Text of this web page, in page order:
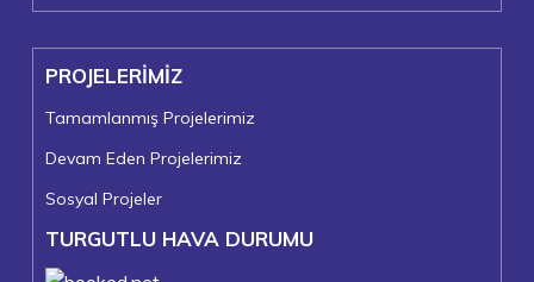
PROJELERİMİZ
Tamamlanmış Projelerimiz
Devam Eden Projelerimiz
Sosyal Projeler
TURGUTLU HAVA DURUMU